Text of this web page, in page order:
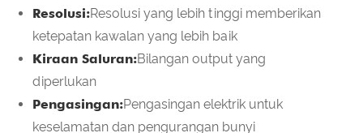
Resolusi:Resolusi yang lebih tinggi memberikan
ketepatan kawalan yang lebih baik
Kiraan Saluran:Bilangan output yang
diperlukan
Pengasingan:Pengasingan elektrik untuk
keselamatan dan pengurangan bunyi